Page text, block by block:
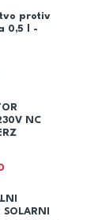
protiv
0,5 l -
NC